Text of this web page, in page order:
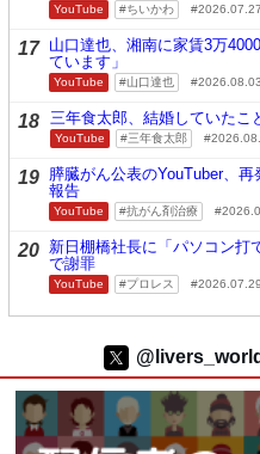
YouTube ちいかわ 2026.07.27
17 山口達也、湘南に家賃3万
ています」
YouTube 山口達也 2026.08.03
18 三年食太郎、結婚していたこ
YouTube 三年食太郎
19 膵臓がん公表のYouTuber、
報告
YouTube 抗がん剤治療
20 新日棚橋社長に「パソコン打
で謝罪
YouTube プロレス 2026.07.29